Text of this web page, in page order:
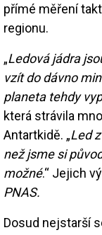
přímé měření
regionu.
„Ledová jádra
vzít do dávno
planeta tehdy
která strávila
Antartkidě. „Led
než jsme si
možné.“ Jejich
PNAS.
Dosud nejstarší